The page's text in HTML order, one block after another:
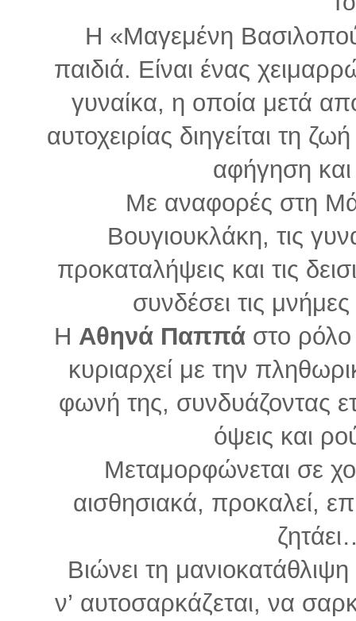
Η «Μαγεμένη
παιδιά. Είναι ένας
γυναίκα, η οποία μετά
αυτοχειρίας διηγείται τη
αφήγηση
Με αναφορές στη
Βουγιουκλάκη, τις
προκαταλήψεις και τις
συνδέσει τις
Η Αθηνά Παππά στο
κυριαρχεί με την
φωνή της, συνδυάζοντας
όψεις και
Μεταμορφώνεται σε
αισθησιακά, προκαλεί,
Βιώνει τη
ν’ αυτοσαρκάζεται, να